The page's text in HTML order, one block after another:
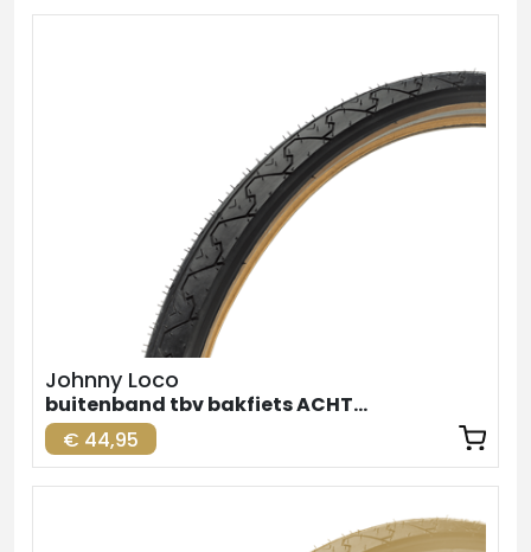
Johnny Loco
buitenband tbv bakfiets ACHTER zw-br. 26inch
€ 44,95